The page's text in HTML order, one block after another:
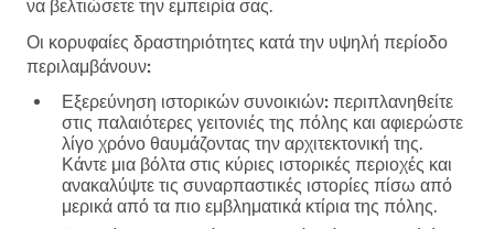
να βελτιώσετε την εμπειρία σας.
Οι κορυφαίες δραστηριότητες κατά την υψηλή περίοδο
περιλαμβάνουν:
Εξερεύνηση ιστορικών συνοικιών: περιπλανηθείτε
στις παλαιότερες γειτονιές της πόλης και αφιερώστε
λίγο χρόνο θαυμάζοντας την αρχιτεκτονική της.
Κάντε μια βόλτα στις κύριες ιστορικές περιοχές και
ανακαλύψτε τις συναρπαστικές ιστορίες πίσω από
μερικά από τα πιο εμβληματικά κτίρια της πόλης.